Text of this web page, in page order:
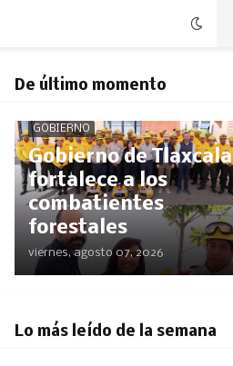
De último momento
GOBIERNO
Gobierno de Tlaxcala
fortalece a los
combatientes
forestales
viernes, agosto 07, 2026
Lo más leído de la semana
POLICÍACA